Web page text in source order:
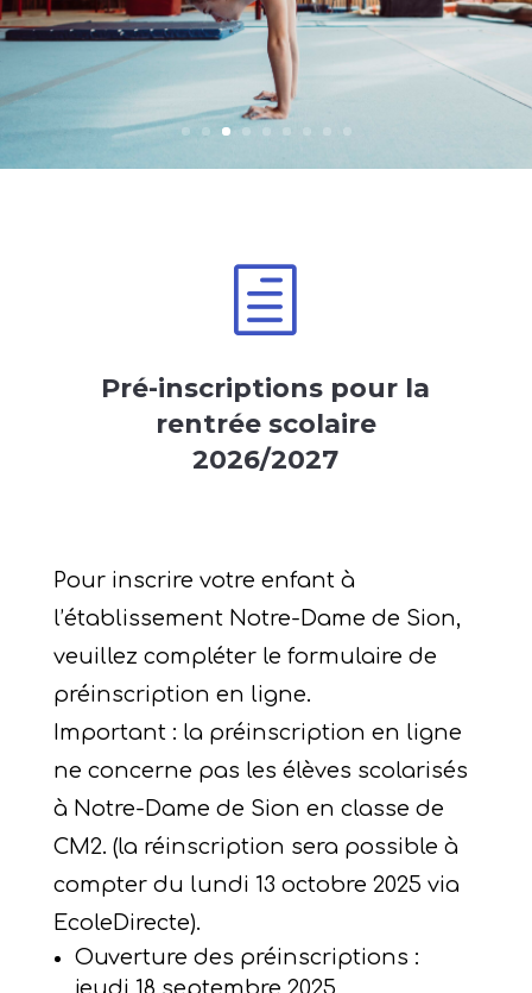
Alsatia
Bischheim
h
Pré-inscriptions pour la
rentrée scolaire
2026/2027
Pour inscrire votre enfant à
l’établissement Notre-Dame de Sion,
veuillez compléter le formulaire de
préinscription en ligne.
Important : la préinscription en ligne
ne concerne pas les élèves scolarisés
à Notre-Dame de Sion en classe de
CM2. (la réinscription sera possible à
compter du lundi 13 octobre 2025 via
EcoleDirecte).
Ouverture des préinscriptions :
jeudi 18 septembre 2025